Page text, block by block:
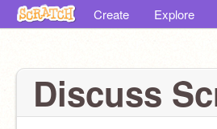
Create Explore
Discuss